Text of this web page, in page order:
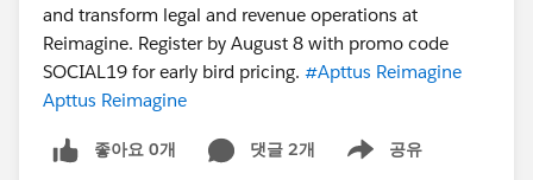
and transform legal and revenue operations at
Reimagine. Register by August 8 with promo code
SOCIAL19 for early bird pricing. #Apttus Reimagine
Apttus Reimagine
좋아요 0개 댓글 2개 공유
Show menu